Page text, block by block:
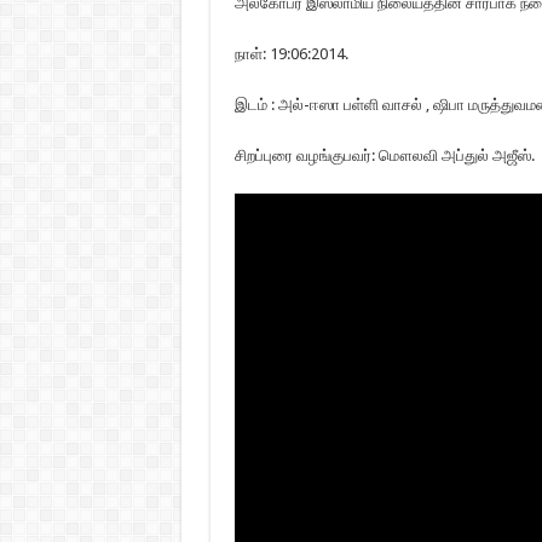
நாள்: 19:06:2014.
இடம் : அல்-ஈஸா பள்ளி வாசல் , ஷிபா
சிறப்புரை வழங்குபவர்: மௌலவி அப்துல் அஜீஸ்.